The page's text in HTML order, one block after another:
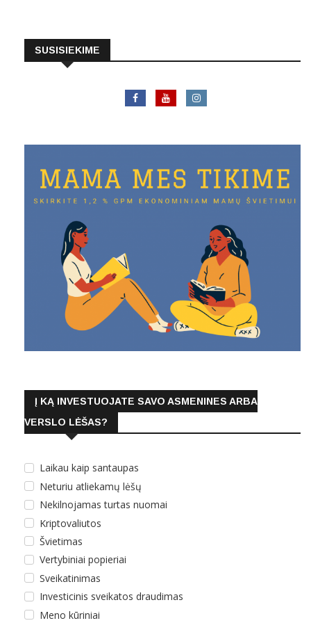
SUSISIEKIME
Į KĄ INVESTUOJATE SAVO ASMENINES ARBA
VERSLO LĖŠAS?
Laikau kaip santaupas
Neturiu atliekamų lėšų
Nekilnojamas turtas nuomai
Kriptovaliutos
Švietimas
Vertybiniai popieriai
Sveikatinimas
Investicinis sveikatos draudimas
Meno kūriniai